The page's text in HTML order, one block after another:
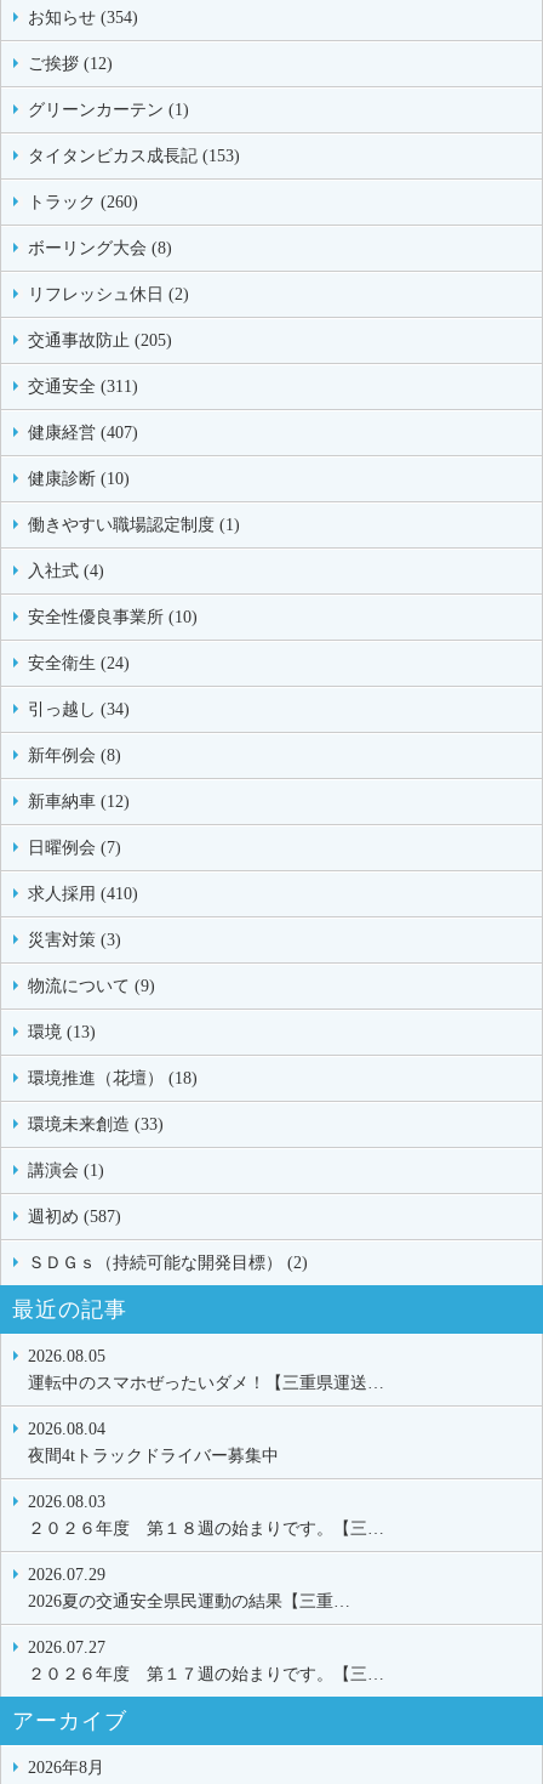
お知らせ (354)
ご挨拶 (12)
グリーンカーテン (1)
タイタンビカス成長記 (153)
トラック (260)
ボーリング大会 (8)
リフレッシュ休日 (2)
交通事故防止 (205)
交通安全 (311)
健康経営 (407)
健康診断 (10)
働きやすい職場認定制度 (1)
入社式 (4)
安全性優良事業所 (10)
安全衛生 (24)
引っ越し (34)
新年例会 (8)
新車納車 (12)
日曜例会 (7)
求人採用 (410)
災害対策 (3)
物流について (9)
環境 (13)
環境推進（花壇） (18)
環境未来創造 (33)
講演会 (1)
週初め (587)
ＳＤＧｓ（持続可能な開発目標） (2)
最近の記事
2026.08.05
運転中のスマホぜったいダメ！【三重県運送…
2026.08.04
夜間4tトラックドライバー募集中
2026.08.03
２０２６年度 第１８週の始まりです。【三…
2026.07.29
2026夏の交通安全県民運動の結果【三重…
2026.07.27
２０２６年度 第１７週の始まりです。【三…
アーカイブ
2026年8月